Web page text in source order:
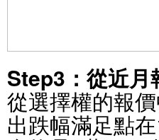
Step3：從近月
從選擇權的報
出跌幅滿足點